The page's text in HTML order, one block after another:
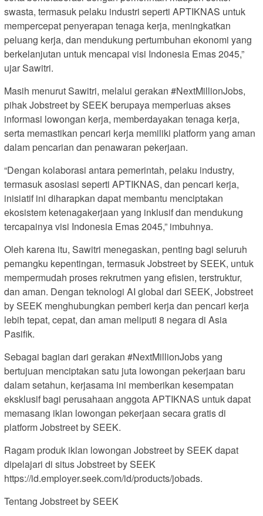
swasta, termasuk pelaku industri seperti APTIKNAS untuk
mempercepat penyerapan tenaga kerja, meningkatkan
peluang kerja, dan mendukung pertumbuhan ekonomi yang
berkelanjutan untuk mencapai visi Indonesia Emas 2045,”
ujar Sawitri.
Masih menurut Sawitri, melalui gerakan #NextMillionJobs,
pihak Jobstreet by SEEK berupaya memperluas akses
informasi lowongan kerja, memberdayakan tenaga kerja,
serta memastikan pencari kerja memiliki platform yang aman
dalam pencarian dan penawaran pekerjaan.
“Dengan kolaborasi antara pemerintah, pelaku industry,
termasuk asosiasi seperti APTIKNAS, dan pencari kerja,
inisiatif ini diharapkan dapat membantu menciptakan
ekosistem ketenagakerjaan yang inklusif dan mendukung
tercapainya visi Indonesia Emas 2045,” imbuhnya.
Oleh karena itu, Sawitri menegaskan, penting bagi seluruh
pemangku kepentingan, termasuk Jobstreet by SEEK, untuk
mempermudah proses rekrutmen yang efisien, terstruktur,
dan aman. Dengan teknologi AI global dari SEEK, Jobstreet
by SEEK menghubungkan pemberi kerja dan pencari kerja
lebih tepat, cepat, dan aman meliputi 8 negara di Asia
Pasifik.
Sebagai bagian dari gerakan #NextMillionJobs yang
bertujuan menciptakan satu juta lowongan pekerjaan baru
dalam setahun, kerjasama ini memberikan kesempatan
eksklusif bagi perusahaan anggota APTIKNAS untuk dapat
memasang iklan lowongan pekerjaan secara gratis di
platform Jobstreet by SEEK.
Ragam produk iklan lowongan Jobstreet by SEEK dapat
dipelajari di situs Jobstreet by SEEK
https://id.employer.seek.com/id/products/jobads.
Tentang Jobstreet by SEEK